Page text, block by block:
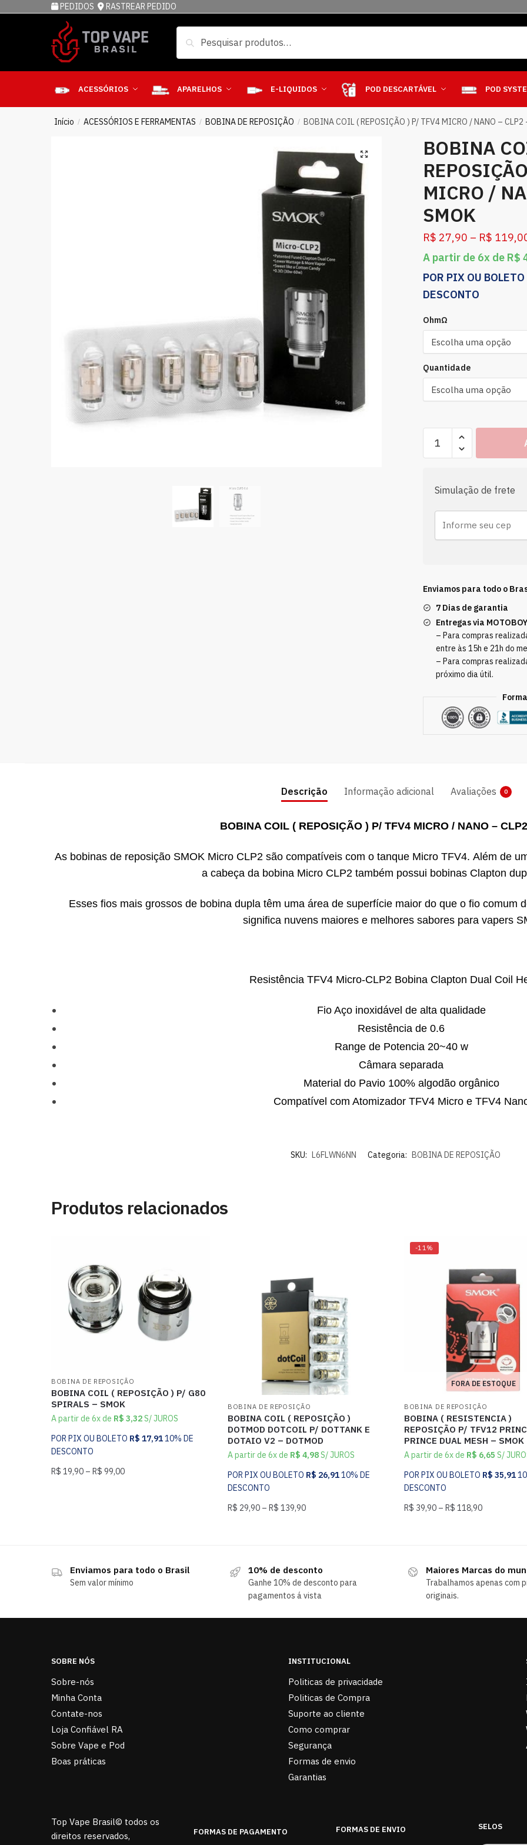
PEDIDOS RASTREAR PEDIDO
ACESSÓRIOS APARELHOS E-LIQUIDOS POD DESCARTÁVEL POD
Início / ACESSÓRIOS E FERRAMENTAS / BOBINA DE REPOSIÇÃO / BOBINA COIL ( REPOSIÇÃO ) P/ TFV4 MICRO / NANO – CLP2
BOBINA
MICRO /
SMOK
R$ 27,90 – R$
A partir de 6x de R$
POR PIX OU BOLETO
DESCONTO
OhmΩ
Quantidade
Simulação de frete
Enviamos para todo o
7 Dias de garantia
Entregas via
– Para compras
entre às 15h e 21h do
– Para compras
próximo dia útil.
Descrição Informação adicional Avaliações 0
BOBINA COIL ( REPOSIÇÃO ) P/ TFV4 MICRO / NANO –
As bobinas de reposição SMOK Micro CLP2 são compatíveis com o tanque Micro TFV4. Além de
a cabeça da bobina Micro CLP2 também possui bobinas Clapton
Esses fios mais grossos de bobina dupla têm uma área de superfície maior do que o fio comum
significa nuvens maiores e melhores sabores para vapers
Resistência TFV4 Micro-CLP2 Bobina Clapton Dual Coil
Fio Aço inoxidável de alta qualidade
Resistência de 0.6
Range de Potencia 20~40 w
Câmara separada
Material do Pavio 100% algodão orgânico
Compatível com Atomizador TFV4 Micro e TFV4
SKU: L6FLWN6NN Categoria: BOBINA DE REPOSIÇÃO
Produtos relacionados
BOBINA DE REPOSIÇÃO
BOBINA COIL ( REPOSIÇÃO ) P/ G80
SPIRALS – SMOK
A partir de 6x de R$ 3,32S/ JUROS
POR PIX OU BOLETO R$ 17,9110% DE
DESCONTO
R$ 19,90 – R$ 99,00
BOBINA DE REPOSIÇÃO
BOBINA COIL ( REPOSIÇÃO )
DOTMOD DOTCOIL P/ DOTTANK E
DOTAIO V2 – DOTMOD
A partir de 6x de R$ 4,98S/ JUROS
POR PIX OU BOLETO R$ 26,9110% DE
DESCONTO
R$ 29,90 – R$ 139,90
-11%
FORA DE ESTOQUE
BOBINA DE REPOSIÇÃO
BOBINA ( RESISTENCIA )
REPOSIÇÃO P/ TFV12
PRINCE DUAL MESH – SMOK
A partir de 6x de R$ 6,65 S/
POR PIX OU BOLETO R$ 35,91
DESCONTO
R$ 39,90– R$ 118,90
Enviamos para todo o Brasil
Sem valor mínimo
10% de desconto
Ganhe 10% de desconto para
pagamentos á vista
Maiores Marcas do
Trabalhamos apenas com
originais.
SOBRE NÓS
Sobre-nós
Minha Conta
Contate-nos
Loja Confiável RA
Sobre Vape e Pod
Boas práticas
INSTITUCIONAL
Politicas de privacidade
Politicas de Compra
Suporte ao cliente
Como comprar
Segurança
Formas de envio
Garantias
Top Vape Brasil© todos os
direitos reservados,
FORMAS DE PAGAMENTO FORMAS DE ENVIO SELOS